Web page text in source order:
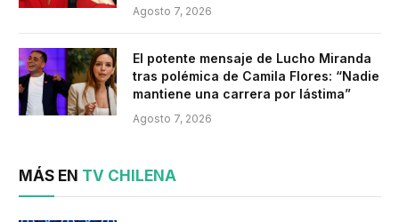
Agosto 7, 2026
El potente mensaje de Lucho Miranda
tras polémica de Camila Flores: “Nadie
mantiene una carrera por lástima”
Agosto 7, 2026
MÁS EN TV CHILENA